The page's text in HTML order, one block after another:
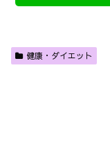
健康・ダイエット